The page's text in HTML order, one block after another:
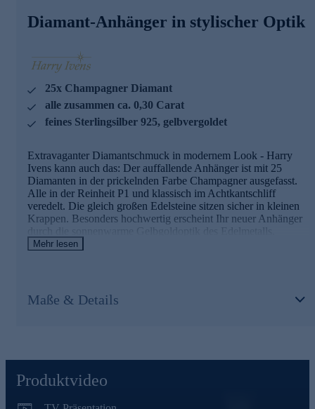
im Halskettensortiment gleich hier bei HSE.de.
Was die Qualität unserer Schmuckstücke betrifft, gehen wir
keine Kompromisse ein.
Aus diesem Grund werden unsere Schmuckwaren von
unserer Qualitätssicherung und seitens des Lieferanten
strengsten Prüfprozessen unterzogen. Unter anderem gehört
Gleich den wunderschönen Diamantanhänger bequem
online bestellen.
Diamant-Anhänger in stylischer Optik
25x Champagner Diamant
alle zusammen ca. 0,30 Carat
feines Sterlingsilber 925, gelbvergoldet
Extravaganter Diamantschmuck in modernem Look - Harry
Ivens kann auch das: Der auffallende Anhänger ist mit 25
Diamanten in der prickelnden Farbe Champagner ausgefasst.
Alle in der Reinheit P1 und klassisch im Achtkantschliff
veredelt. Die gleich großen Edelsteine sitzen sicher in kleinen
Krappen. Besonders hochwertig erscheint Ihr neuer Anhänger
durch die sonnenwarme Gelbgoldoptik des Edelmetalls.
Tatsächlich handelt es sich bei der Legierung um
Hinweis: Die abgebildete Kette ist nicht im Lieferumfang
enthalten. Passende Ketten zu diesem Anhänger finden Sie im
Was die Qualität unserer Schmuckstücke betrifft, gehen wir
keine Kompromisse ein.
Mehr lesen
Maße & Details
Produktvideo